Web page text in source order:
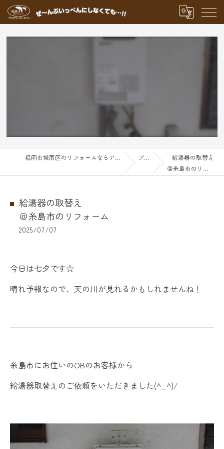
ブログ
給湯器の取替え
＠糸島市のリフォーム
給湯器の取替え
＠糸島市のリフォーム
2025/07/07
今日は七夕です☆
晴れ予報なので、天の川が見れるかもしれませんね！
糸島市にお住いのOBのお客様から
給湯器取替えのご依頼をいただきました(^_^)/